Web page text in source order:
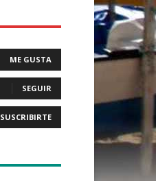
ME GUSTA
SEGUIR
SUSCRIBIRTE